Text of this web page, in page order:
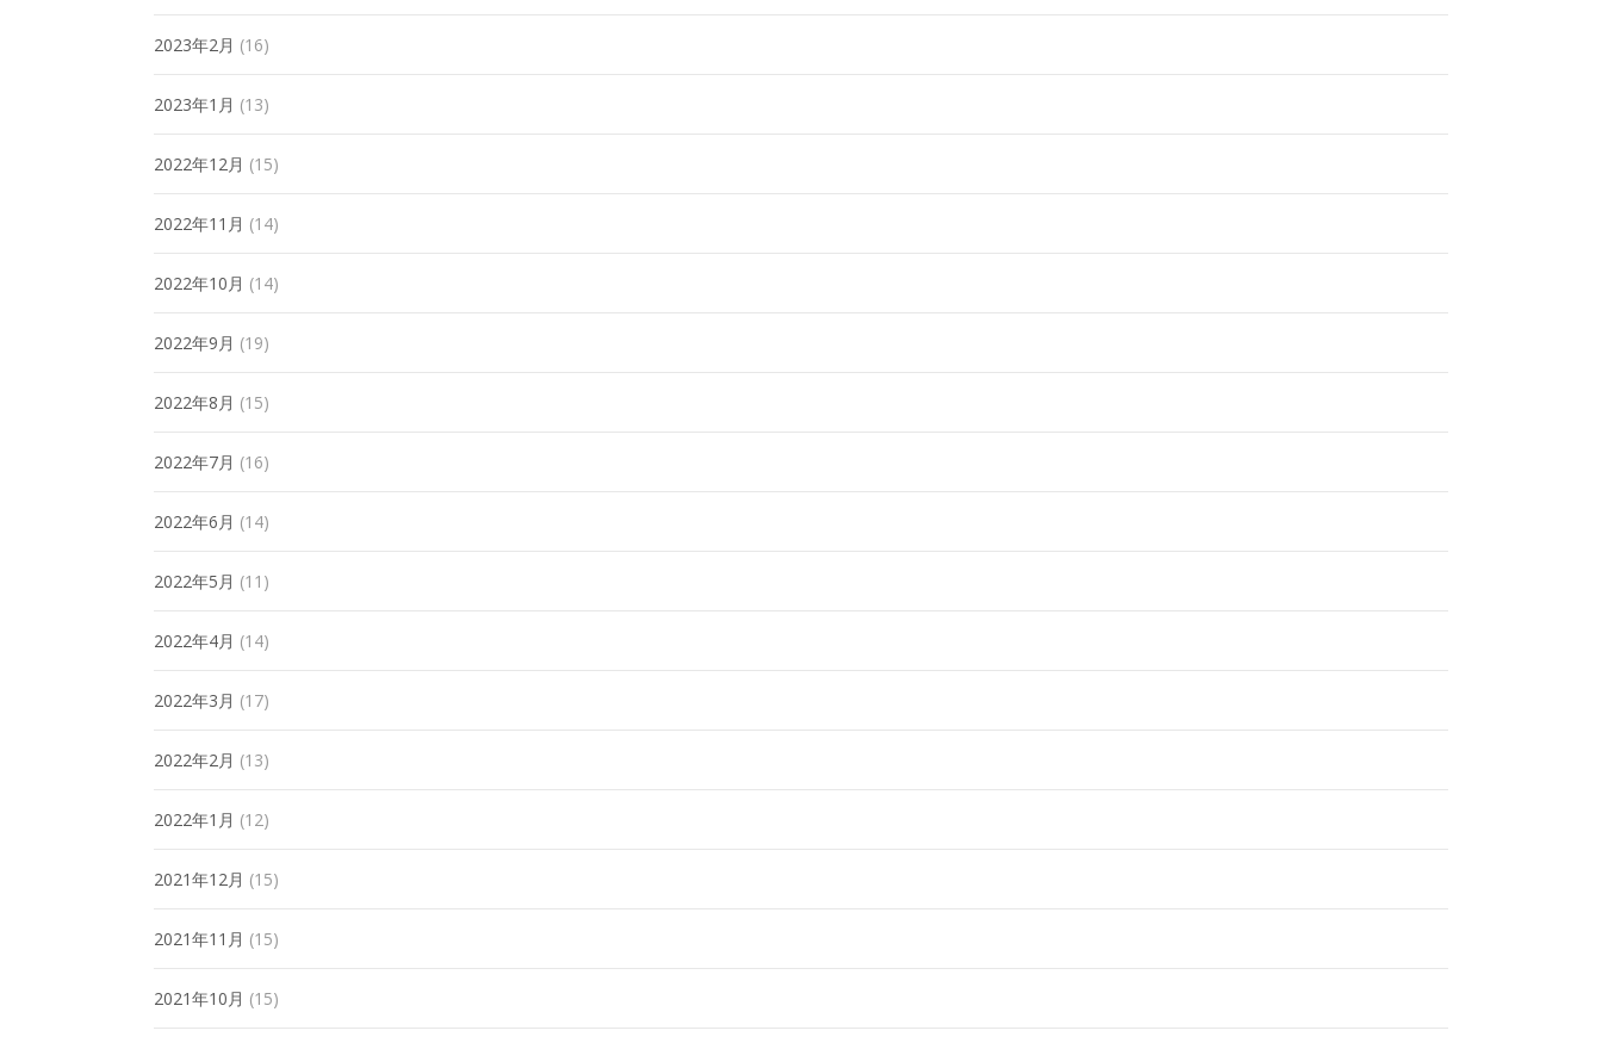
2023年2月 (16)
2023年1月 (13)
2022年12月 (15)
2022年11月 (14)
2022年10月 (14)
2022年9月 (19)
2022年8月 (15)
2022年7月 (16)
2022年6月 (14)
2022年5月 (11)
2022年4月 (14)
2022年3月 (17)
2022年2月 (13)
2022年1月 (12)
2021年12月 (15)
2021年11月 (15)
2021年10月 (15)